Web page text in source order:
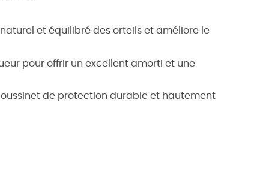
et équilibré des orteils et améliore le
pour offrir un excellent amorti et une
de protection durable et hautement